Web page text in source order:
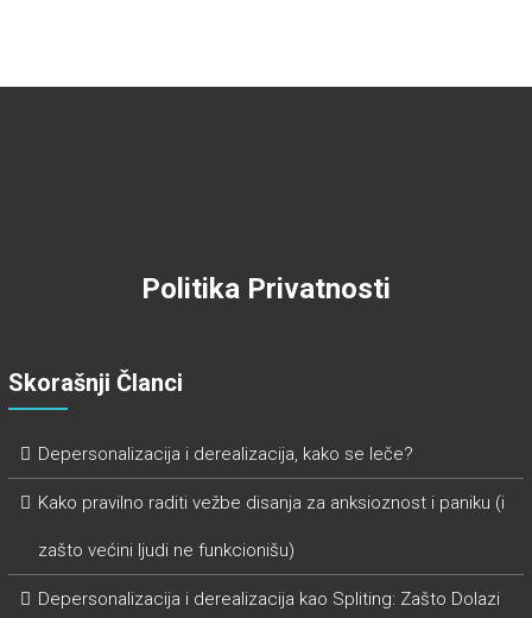
Politika Privatnosti
Skorašnji Članci
Depersonalizacija i derealizacija, kako se leče?
Kako pravilno raditi vežbe disanja za anksioznost i paniku (i
zašto većini ljudi ne funkcionišu)
Depersonalizacija i derealizacija kao Spliting: Zašto Dolazi